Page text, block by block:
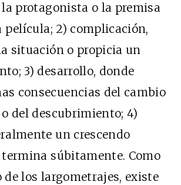
protagonista o la premisa
película; 2) complicación,
situación o propicia un
3) desarrollo, donde
consecuencias del cambio
del descubrimiento; 4)
un crescendo
súbitamente. Como
de los largometrajes, existe